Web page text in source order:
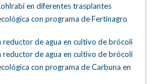
en diferentes trasplantes
con programa de Fertinagro
reductor de agua en cultivo de brócoli
reductor de agua en cultivo de brócoli
con programa de Carbuna en